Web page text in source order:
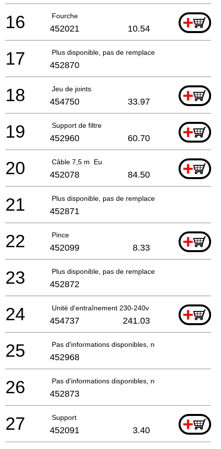
Fourche +
16 452021 10.54
Plus disponible, pas de remplacement
17 452870
Jeu de joints +
18 454750 33.97
Support de filtre +
19 452960 60.70
Câble 7,5 m Eu +
20 452078 84.50
Plus disponible, pas de remplacement
21 452871
Pince +
22 452099 8.33
Plus disponible, pas de remplacement
23 452872
Unité d'entraînement 230-240v +
24 454737 241.03
Pas d'informations disponibles, non commandable
25 452968
Pas d'informations disponibles, non commandable
26 452873
Support +
27 452091 3.40